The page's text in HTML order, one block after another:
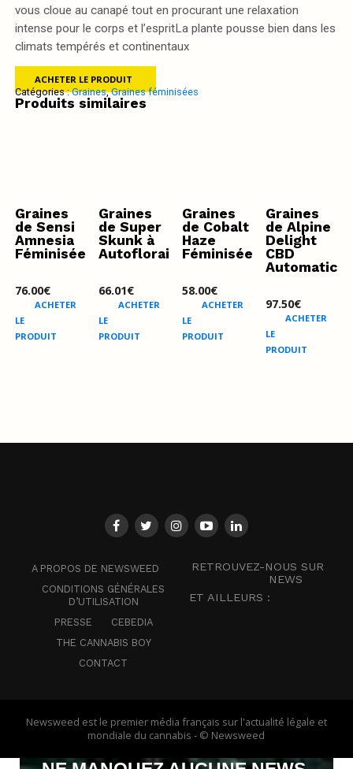
vous cloue au canapé tout en procurant une relaxation
intense pour le corps et l’espritLa plante pousse bien dans les
climats tempérés et continentaux
ACHETER LE PRODUIT
Catégories :Graines,Graines féminisées
Produits similaires
Graines
de Sensi
Amnesia
Féminisées
76.00€
ACHETER
LE
PRODUIT
Graines
de Super
Skunk à
Autofloraison
66.01€
ACHETER
LE
PRODUIT
Graines
de Cobalt
Haze
Féminisée
58.00€
ACHETER
LE
PRODUIT
Graines
de Alpine
Delight
CBD
Automatic
97.50€
ACHETER
LE
PRODUIT
A PROPOS DE NEWSWEED
CONDITIONS GÉNÉRALES
D’UTILISATION
PRESSE
CEBEDIA
THE CANNABIS BOY
CONTACT
RETROUVEZ-NOUS SUR
NEWS
ET AILLEURS :
Newsweed est le premier média français sur l'actualité légale et
mondiale du cannabis - © Newsweed